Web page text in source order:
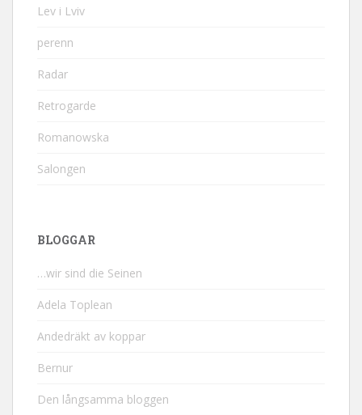
Lev i Lviv
perenn
Radar
Retrogarde
Romanowska
Salongen
BLOGGAR
…wir sind die Seinen
Adela Toplean
Andedräkt av koppar
Bernur
Den långsamma bloggen